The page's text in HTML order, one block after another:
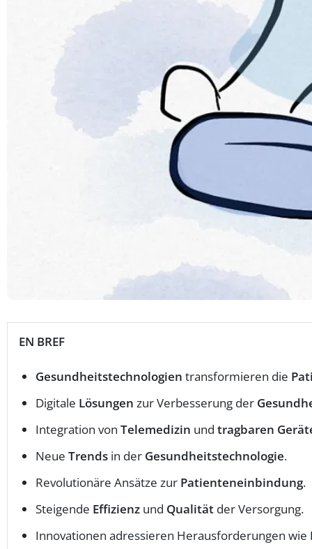
EN BREF
Gesundheitstechnologien transformieren die
Digitale Lösungen zur Verbesserung der
Integration von Telemedizin und tragbaren
Neue Trends in der Gesundheitstechnologie.
Revolutionäre Ansätze zur Patienteneinbindung.
Steigende Effizienz und Qualität der Versorgung.
Innovationen adressieren Herausforderungen wie